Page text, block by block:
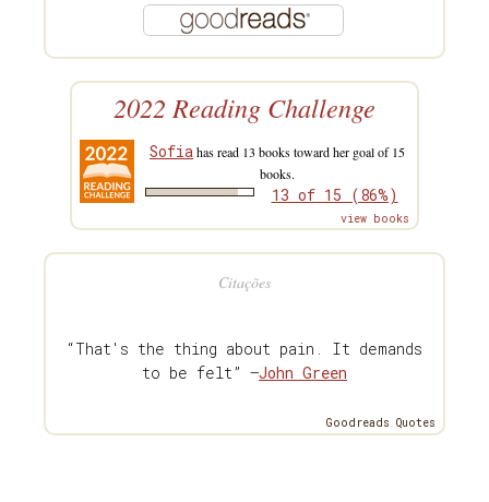
2022 Reading Challenge
Sofiahas read 13 books toward her goal of 15
books.
13 of 15 (86%)
view books
Citações
“That's the thing about pain. It demands
to be felt” —John Green
Goodreads Quotes